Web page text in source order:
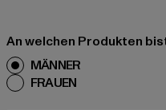
An welchen Produkten
MÄNNER
FRAUEN